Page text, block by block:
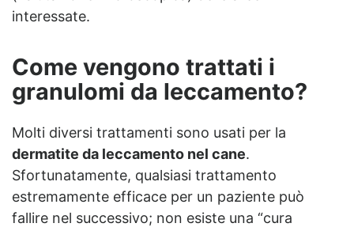
interessate.
Come vengono trattati i
granulomi da leccamento?
Molti diversi trattamenti sono usati per la
dermatite da leccamento nel cane.
Sfortunatamente, qualsiasi trattamento
estremamente efficace per un paziente può
fallire nel successivo; non esiste una “cura